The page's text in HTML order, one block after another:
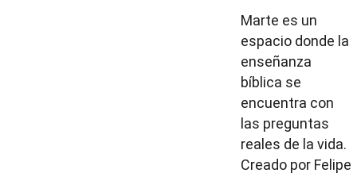
Marte es un
espacio donde la
enseñanza
bíblica se
encuentra con
las preguntas
reales de la vida.
Creado por Felipe